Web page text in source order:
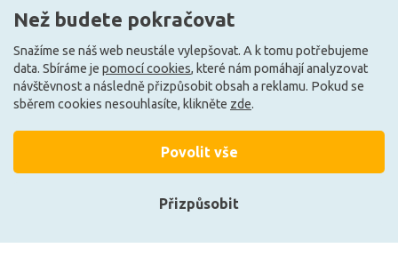
Skladem e-shop (1 ks) Může být u Vás 18. 8.
Vše o nákupu
Než budete pokračovat
Snažíme se náš web neustále vylepšovat. A k tomu potřebujeme
data. Sbíráme je pomocí cookies, které nám pomáhají analyzovat
návštěvnost a následně přizpůsobit obsah a reklamu. Pokud se
sběrem cookies nesouhlasíte, klikněte zde.
Přizpůsobit
Povolit vše